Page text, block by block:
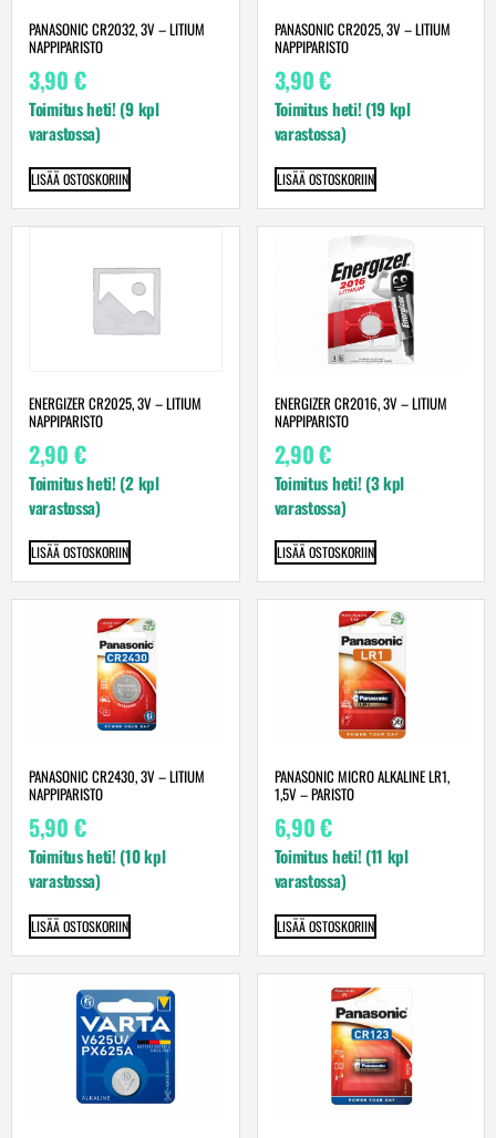
PANASONIC CR2032, 3V – LITIUM
NAPPIPARISTO
3,90 €
Toimitus heti! (9 kpl
varastossa)
LISÄÄ OSTOSKORIIN
PANASONIC CR2025, 3V – LITIUM
NAPPIPARISTO
3,90€
Toimitus heti! (19 kpl
varastossa)
LISÄÄ OSTOSKORIIN
ENERGIZER CR2025, 3V – LITIUM
NAPPIPARISTO
2,90 €
Toimitus heti! (2 kpl
varastossa)
LISÄÄ OSTOSKORIIN
ENERGIZER CR2016, 3V – LITIUM
NAPPIPARISTO
2,90€
Toimitus heti! (3 kpl
varastossa)
LISÄÄ OSTOSKORIIN
PANASONIC CR2430, 3V – LITIUM
NAPPIPARISTO
5,90 €
Toimitus heti! (10 kpl
varastossa)
LISÄÄ OSTOSKORIIN
PANASONIC MICRO ALKALINE LR1,
1,5V – PARISTO
6,90€
Toimitus heti! (11 kpl
varastossa)
LISÄÄ OSTOSKORIIN